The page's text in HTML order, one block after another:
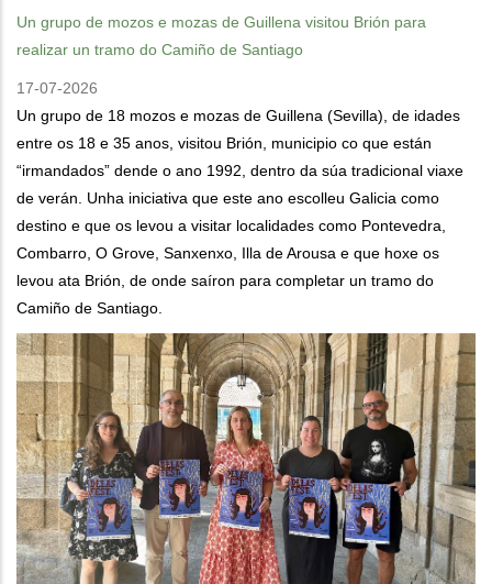
Un grupo de mozos e mozas de Guillena visitou Brión para
realizar un tramo do Camiño de Santiago
17-07-2026
Un grupo de 18 mozos e mozas de Guillena (Sevilla), de idades
entre os 18 e 35 anos, visitou Brión, municipio co que están
“irmandados” dende o ano 1992, dentro da súa tradicional viaxe
de verán. Unha iniciativa que este ano escolleu Galicia como
destino e que os levou a visitar localidades como Pontevedra,
Combarro, O Grove, Sanxenxo, Illa de Arousa e que hoxe os
levou ata Brión, de onde saíron para completar un tramo do
Camiño de Santiago.